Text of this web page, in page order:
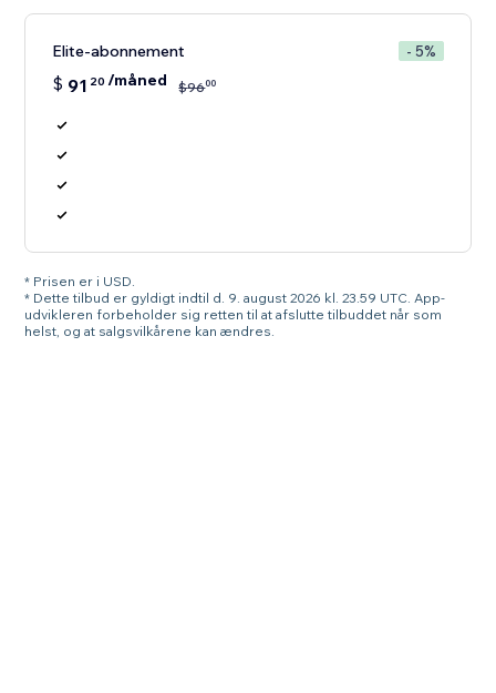
Elite-abonnement - 5%
$ 91 20 /måned $9600
* Prisen er i USD.
* Dette tilbud er gyldigt indtil d. 9. august 2026 kl. 23.59 UTC. App-
udvikleren forbeholder sig retten til at afslutte tilbuddet når som
helst, og at salgsvilkårene kan ændres.